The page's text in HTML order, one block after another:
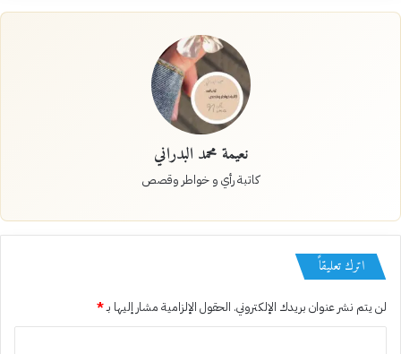
نعيمة محمد البدراني
كاتبة رأي و خواطر وقصص
اترك تعليقاً
لن يتم نشر عنوان بريدك الإلكتروني. الحقول الإلزامية مشار إليها بـ*